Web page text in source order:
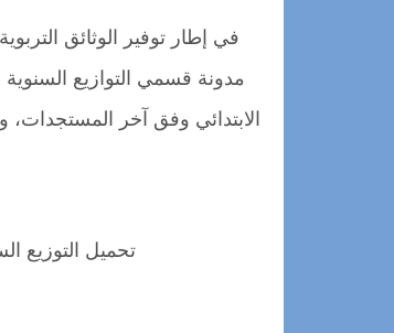
مدونة قسمي التوازيع السنوية
الابتدائي وفق آخر المستجدات،
تحميل التوزيع